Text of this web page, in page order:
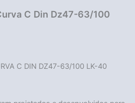
C Din Dz47-63/100
C DIN DZ47-63/100 LK-40